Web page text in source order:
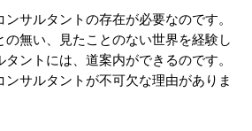
サルタントの存在が必要なのです。
の無い、見たことのない世界を経験し
ントには、道案内ができるのです。
ンサルタントが不可欠な理由がありま